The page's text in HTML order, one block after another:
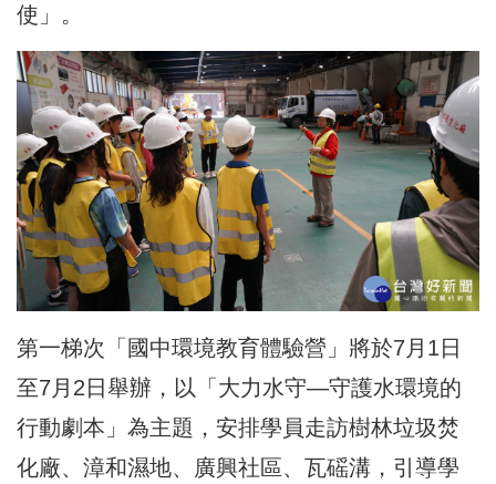
使」。
第一梯次「國中環境教育體驗營」將於7月1日
至7月2日舉辦，以「大力水守—守護水環境的
行動劇本」為主題，安排學員走訪樹林垃圾焚
化廠、漳和濕地、廣興社區、瓦磘溝，引導學